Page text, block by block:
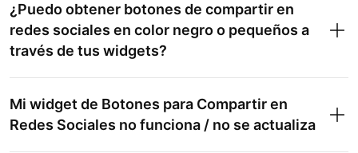
¿Puedo obtener botones de compartir en
redes sociales en color negro o pequeños a
través de tus widgets?
Mi widget de Botones para Compartir en
Redes Sociales no funciona / no se actualiza